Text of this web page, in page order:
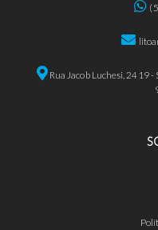
Rua Jacob Luchesi, 2419 -